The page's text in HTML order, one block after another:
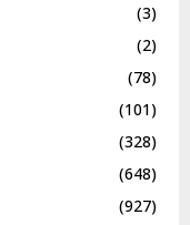
(3)
(2)
(78)
(101)
(328)
(648)
(927)